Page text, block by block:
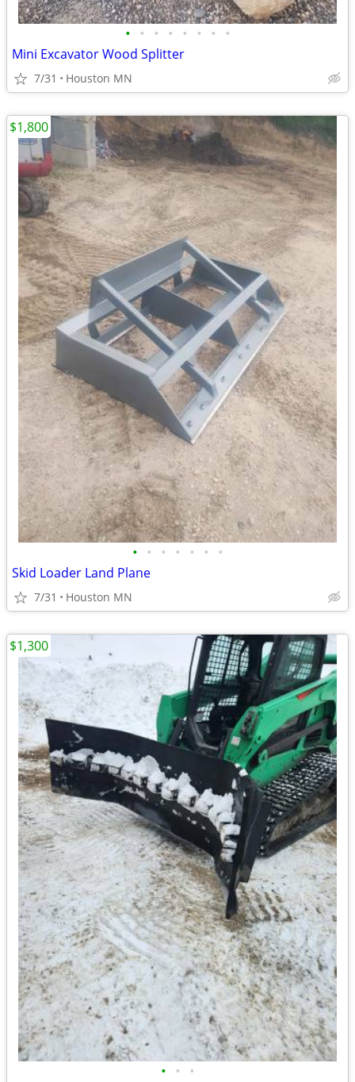
• • • • • • • •
Mini Excavator Wood Splitter
7/31 Houston MN
• • • • • • •
Skid Loader Land Plane
7/31 Houston MN
$1,800
• • •
$1,300